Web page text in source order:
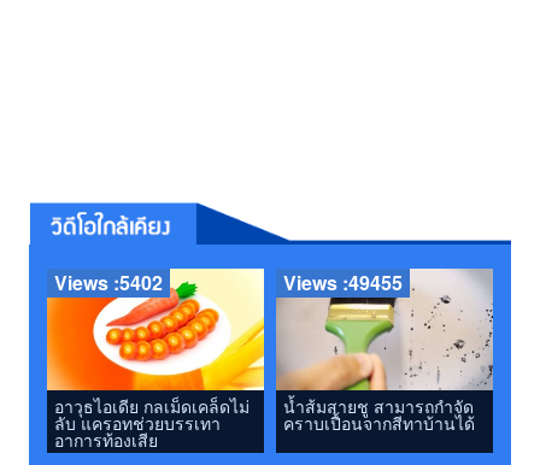
Views :5402
อาวุธไอเดีย กลเม็ดเคล็ดไม่
ลับ แครอทช่วยบรรเทา
อาการท้องเสีย
Views :49455
น้ำส้มสายชู สามารถกำจัด
คราบเปื้อนจากสีทาบ้านได้